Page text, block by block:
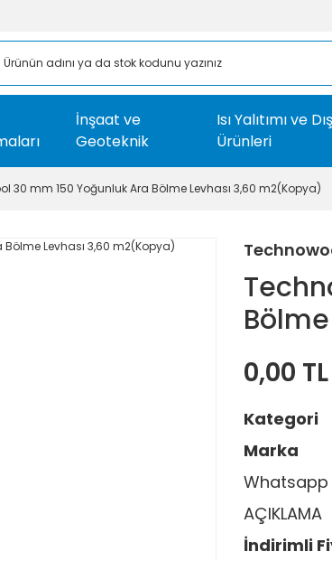
İnşaat ve
Geoteknik
Isı Yalıtımı ve
Ürünleri
30 mm 150 Yoğunluk Ara Bölme Levhası 3,60 m2(Kopya)
0,00 TL
Kategori
Marka
Whatsapp
AÇIKLAMA
İndirimli